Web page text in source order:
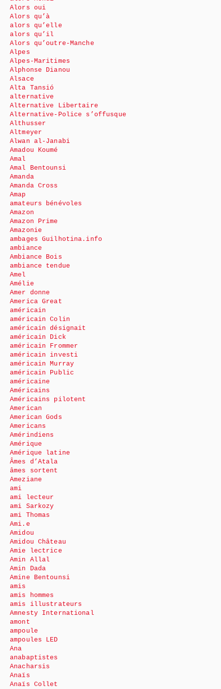
Alors oui
Alors qu’à
alors qu’elle
alors qu’il
Alors qu’outre-Manche
Alpes
Alpes-Maritimes
Alphonse Dianou
Alsace
Alta Tansió
alternative
Alternative Libertaire
Alternative-Police s’offusque
Althusser
Altmeyer
Alwan al-Janabi
Amadou Koumé
Amal
Amal Bentounsi
Amanda
Amanda Cross
Amap
amateurs bénévoles
Amazon
Amazon Prime
Amazonie
ambages Guilhotina.info
ambiance
Ambiance Bois
ambiance tendue
Amel
Amélie
Amer donne
America Great
américain
américain Colin
américain désignait
américain Dick
américain Frommer
américain investi
américain Murray
américain Public
américaine
Américains
Américains pilotent
American
American Gods
Americans
Amérindiens
Amérique
Amérique latine
Âmes d’Atala
âmes sortent
Ameziane
ami
ami lecteur
ami Sarkozy
ami Thomas
Ami.e
Amidou
Amidou Château
Amie lectrice
Amin Allal
Amin Dada
Amine Bentounsi
amis
amis hommes
amis illustrateurs
Amnesty International
amont
ampoule
ampoules LED
Ana
anabaptistes
Anacharsis
Anaïs
Anaïs Collet